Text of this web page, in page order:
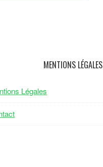
MENTIONS LÉGALES
Légales